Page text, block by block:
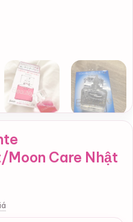
Care Nhật